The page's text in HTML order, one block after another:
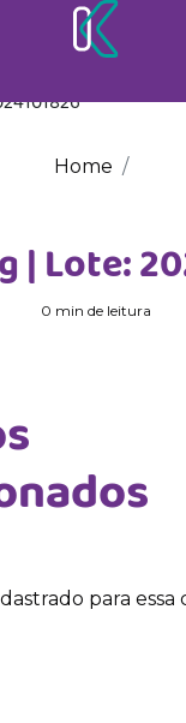
Home
| Lote:
0 min de leitura
para essa